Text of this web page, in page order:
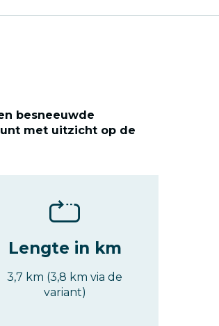
besneeuwde
met uitzicht op de
Lengte in km
3,7 km (3,8 km via de
variant)